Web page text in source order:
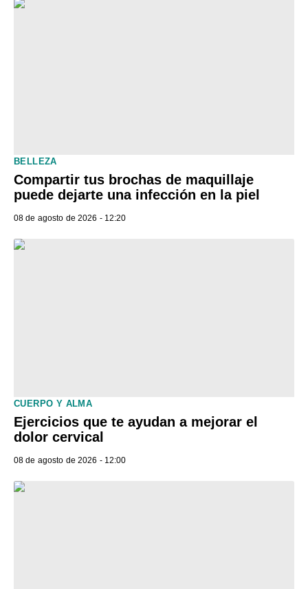
BELLEZA
Compartir tus brochas de maquillaje
puede dejarte una infección en la piel
08 de agosto de 2026 - 12:20
CUERPO Y ALMA
Ejercicios que te ayudan a mejorar el
dolor cervical
08 de agosto de 2026 - 12:00